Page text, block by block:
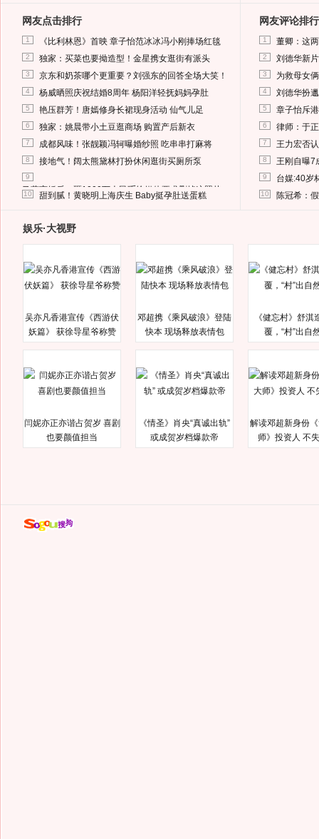
网友点击排行
1 《比利林恩》首映 章子怡范冰冰冯小刚捧场红毯
2 独家：买菜也要拗造型！金星携女逛街有派头
3 京东和奶茶哪个更重要？刘强东的回答全场大笑！
4 杨威晒照庆祝结婚8周年 杨阳洋轻抚妈妈孕肚
5 艳压群芳！唐嫣修身长裙现身活动 仙气儿足
6 独家：姚晨带小土豆逛商场 购置产后新衣
7 成都风味！张靓颖冯轲曝婚纱照 吃串串打麻将
8 接地气！阔太熊黛林打扮休闲逛街买厕所泵
9
马蓉离婚后，砸1000万人民币给媒体要求删掉这照片
10 甜到腻！黄晓明上海庆生 Baby挺孕肚送蛋糕
网友评论排行
1 董卿：这
2 刘德华新
3 为救母女
4 刘德华扮
5 章子怡斥
6 律师：于
7 王力宏否
8 王刚自曝7
9 台媒:40岁
10 陈冠希：
娱乐·大视野
吴亦凡香港宣传《西游伏
妖篇》 获徐导星爷称赞
邓超携《乘风破浪》登陆
快本 现场释放表情包
《健忘村》舒淇
覆，“村”出自
闫妮亦正亦谐占贺岁 喜剧
也要颜值担当
《情圣》肖央“真诚出轨”
或成贺岁档爆款帝
解读邓超新身份
师》投资人 不